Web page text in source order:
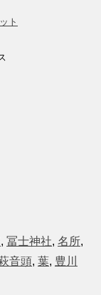
ト
, 冨士神社, 名所,
音頭, 葉, 豊川